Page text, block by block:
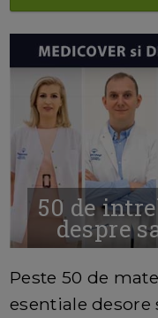
50 de
despre
Peste 50 de
esentiale desore